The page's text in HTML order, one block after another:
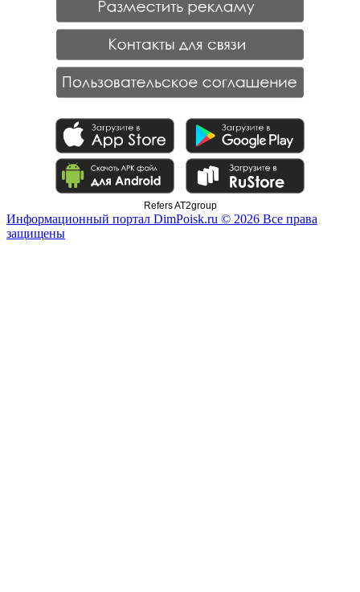
Refers AT2group
Информационный портал DimPoisk.ru © 2026 Все права
защищены